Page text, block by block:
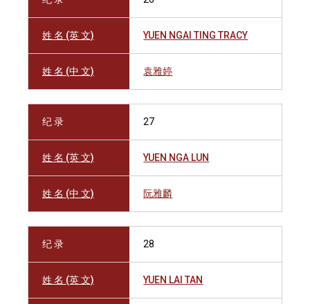
姓 名 (英 文) YUEN NGAI TING TRACY
姓 名 (中 文) 袁雅婷
纪 录 27
姓 名 (英 文) YUEN NGA LUN
姓 名 (中 文) 阮雅麟
纪 录 28
姓 名 (英 文) YUEN LAI TAN